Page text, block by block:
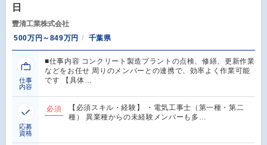
日
豐清工業株式会社
500万円～849万円
千葉県
仕事
内容
■仕事内容 コンクリート製造プラントの点検、修繕、更新作業
などをお任せ 周りのメンバーとの連携で、効率よく作業可能
です 【具体…
応募
資格
必須
【必須スキル・経験】 ・電気工事士（第一種・第二
種） 異業種からの未経験メンバーも多…